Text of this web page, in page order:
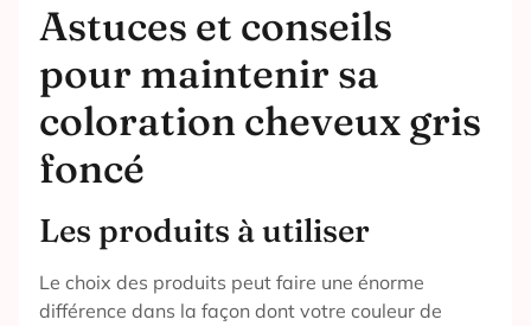
Astuces et conseils
pour maintenir sa
coloration cheveux gris
foncé
Les produits à utiliser
Le choix des produits peut faire une énorme
différence dans la façon dont votre couleur de